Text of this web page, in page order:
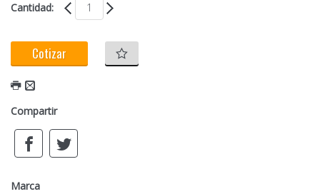
Cantidad:
Cotizar
Compartir
Marca